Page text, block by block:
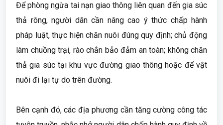
Để phòng ngừa tai nạn giao thông liên quan đến gia súc
thả rông, người dân cần nâng cao ý thức chấp hành
pháp luật, thực hiện chăn nuôi đúng quy định; chủ động
làm chuồng trại, rào chắn bảo đảm an toàn; không chăn
thả gia súc tại khu vực đường giao thông hoặc để vật
nuôi đi lại tự do trên đường.
Bên cạnh đó, các địa phương cần tăng cường công tác